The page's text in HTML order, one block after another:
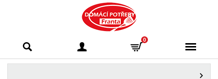
Franta - Příbram
0